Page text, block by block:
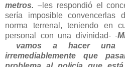
metros. –les respondió el
sería imposible convencerlas
norma terrenal, teniendo en
personal con una divinidad- -
vamos a hacer una
irremediablemente que